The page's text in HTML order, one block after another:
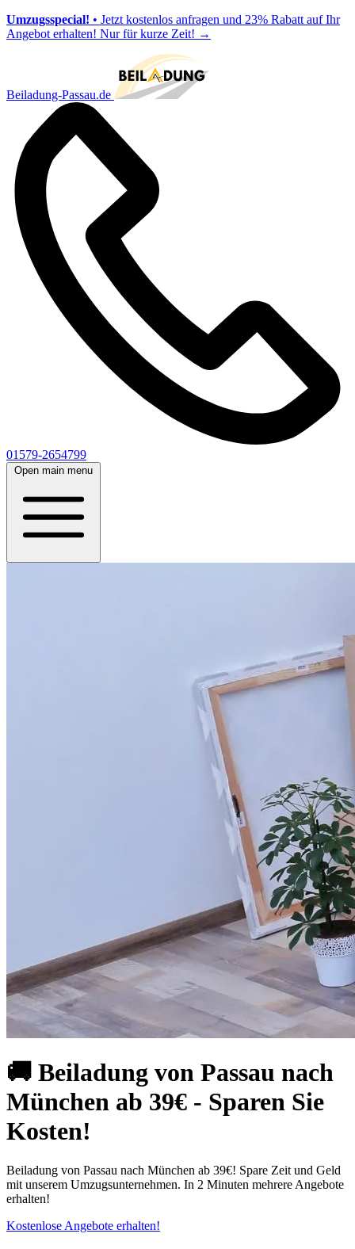
Umzugsspecial! • Jetzt kostenlos anfragen und 23% Rabatt auf Ihr
Angebot erhalten! Nur für kurze Zeit! →
Beiladung-Passau.de
01579-2654799
Open main menu
🚚 Beiladung von Passau nach
München ab 39€ - Sparen Sie
Kosten!
Beiladung von Passau nach München ab 39€! Spare Zeit und Geld
mit unserem Umzugsunternehmen. In 2 Minuten mehrere Angebote
erhalten!
Kostenlose Angebote erhalten!